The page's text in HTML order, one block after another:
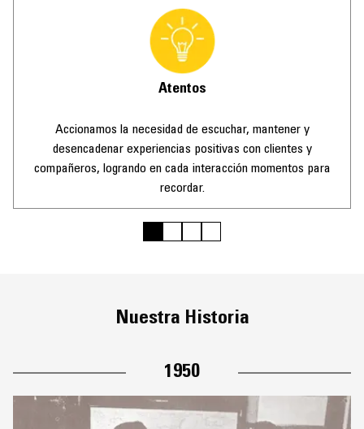
Atentos
Accionamos la necesidad de escuchar, mantener y
desencadenar experiencias positivas con clientes y
compañeros, logrando en cada interacción momentos para
recordar.
Nuestra Historia
1950